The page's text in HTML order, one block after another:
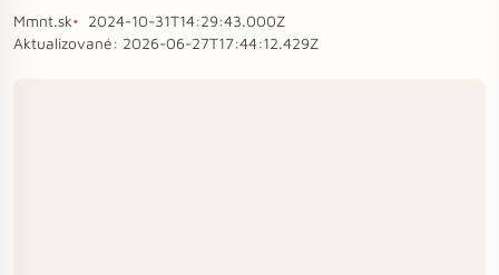
Mmnt.sk
2024-10-31T14:29:43.000Z
Aktualizované: 2026-06-27T17:44:12.429Z